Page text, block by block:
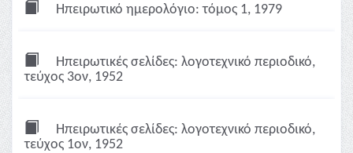
Ηπειρωτικό ημερολόγιο: τόμος 1, 1979
Ηπειρωτικές σελίδες: λογοτεχνικό περιοδικό,
τεύχος 3ον, 1952
Ηπειρωτικές σελίδες: λογοτεχνικό περιοδικό,
τεύχος 1ον, 1952